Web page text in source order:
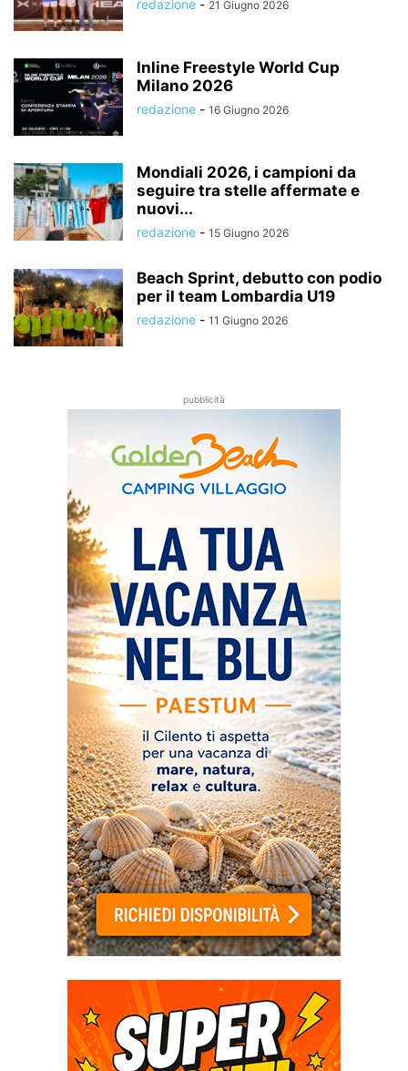
redazione - 21 Giugno 2026
Inline Freestyle World Cup
Milano 2026
redazione - 16 Giugno 2026
Mondiali 2026, i campioni da
seguire tra stelle affermate e
nuovi...
redazione - 15 Giugno 2026
Beach Sprint, debutto con podio
per il team Lombardia U19
redazione - 11 Giugno 2026
pubblicità